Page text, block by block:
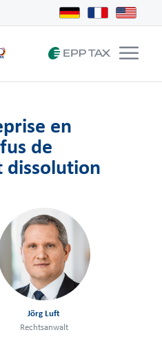
en
de
dissolution
Jörg Luft
Rechtsanwalt